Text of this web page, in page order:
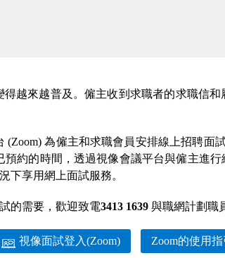
越來越普及。僱主收到求職者的求職信
為僱主和求職會員安排線上招聘
約的時間，透過視像會議平台與僱主進
下享用網上面試服務。
的需要，歡迎致電3413 1639 與職網計劃職
視像面試登入(Zoom) Zoom的使用指